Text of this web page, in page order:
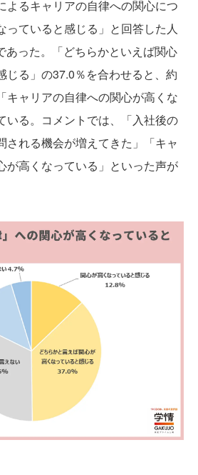
るキャリアの自律への関心につ
っていると感じる」と回答した人
あった。「どちらかといえば関心
じる」の37.0％を合わせると、約
キャリアの自律への関心が高くな
いる。コメントでは、「入社後の
される機会が増えてきた」「キャ
が高くなっている」といった声が